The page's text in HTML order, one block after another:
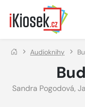
Přejít na hlavní obsah
Audioknihy
Sandra Pogodová,